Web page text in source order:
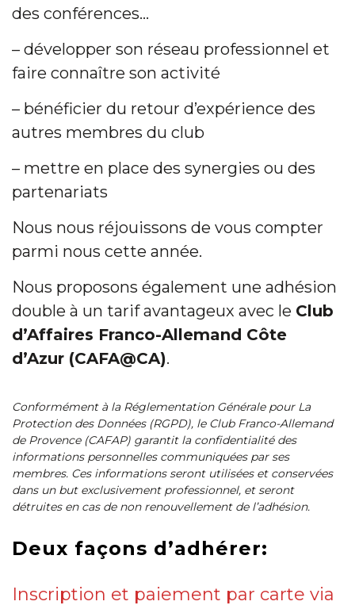
des conférences…
– développer son réseau professionnel et
faire connaître son activité
– bénéficier du retour d’expérience des
autres membres du club
– mettre en place des synergies ou des
partenariats
Nous nous réjouissons de vous compter
parmi nous cette année.
Nous proposons également une adhésion
double à un tarif avantageux avec le Club
d’Affaires Franco-Allemand Côte
d’Azur (CAFA@CA).
Conformément à la Réglementation Générale pour La
Protection des Données (RGPD), le Club Franco-Allemand
de Provence (CAFAP) garantit la confidentialité des
informations personnelles communiquées par ses
membres. Ces informations seront utilisées et conservées
dans un but exclusivement professionnel, et seront
détruites en cas de non renouvellement de l’adhésion.
Deux façons d’adhérer:
Inscription et paiement par carte via